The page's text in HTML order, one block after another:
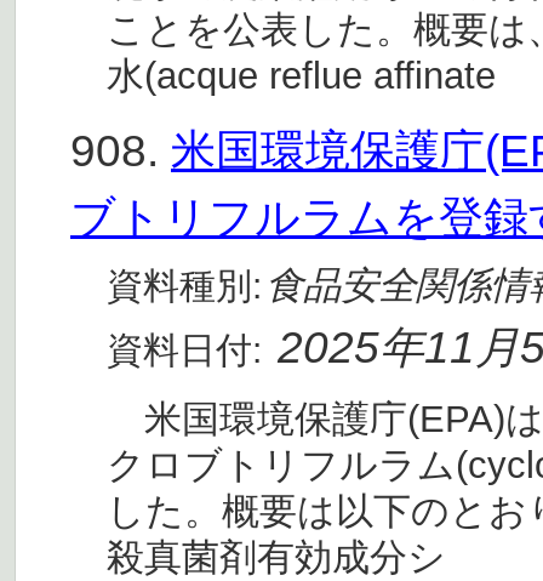
ことを公表した。概要
水(acque reflue affinate
908. 米国環境保護庁
ブトリフルラムを登
資料種別: 食品安全関係情
資料日付: 2025年11月
米国環境保護庁(EPA)
クロブトリフルラム
した。概要は以下のと
殺真菌剤有効成分シ